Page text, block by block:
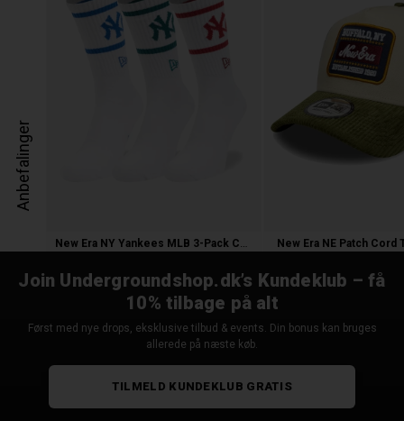
Anbefalinger
New Era NY Yankees MLB 3-Pack Crew Str
New Era NE Patch Cord
Join Undergroundshop.dk’s Kundeklub – få
10% tilbage på alt
Først med nye drops, eksklusive tilbud & events. Din bonus kan bruges
allerede på næste køb.
TILMELD KUNDEKLUB GRATIS